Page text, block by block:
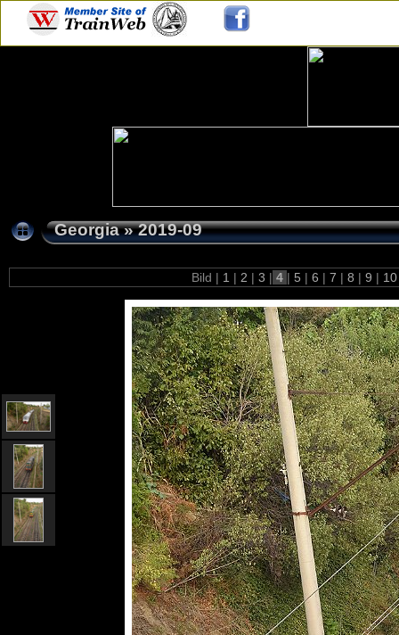
Georgia»2019-09
Bild | 1 | 2 | 3 | 4 | 5 | 6 | 7 | 8 | 9 |